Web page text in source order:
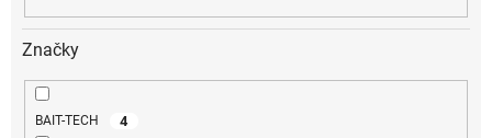
Značky
BAIT-TECH 4